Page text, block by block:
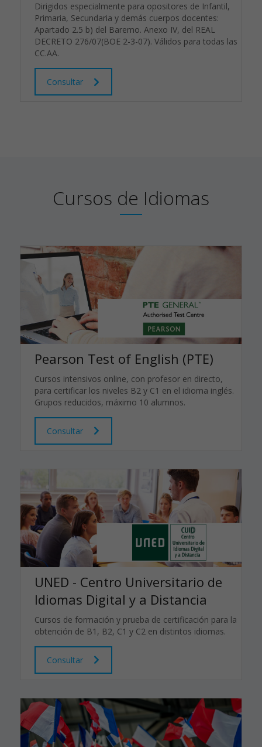
Dirigidos especialmente para opositores de Infantil,
Primaria, Secundaria y demás cuerpos docentes:
Apartado 2.5 b) del Baremo. Anexo IV, del REAL
DECRETO 276/07(BOE 2-3-07). Válidos para todas las
CC.AA.
Consultar
Cursos de Idiomas
Pearson Test of English (PTE)
Cursos intensivos online, con profesor en directo,
para certificar los niveles B2 y C1 en el idioma inglés.
Grupos reducidos, máximo 10 alumnos.
Consultar
UNED - Centro Universitario de
Idiomas Digital y a Distancia
Cursos de formación y prueba de certificación para la
obtención de B1, B2, C1 y C2 en distintos idiomas.
Consultar